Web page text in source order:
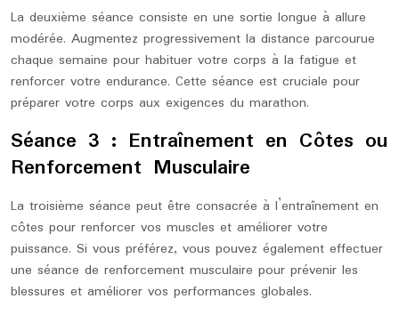
La deuxième séance consiste en une sortie longue à allure
modérée. Augmentez progressivement la distance parcourue
chaque semaine pour habituer votre corps à la fatigue et
renforcer votre endurance. Cette séance est cruciale pour
préparer votre corps aux exigences du marathon.
Séance 3 : Entraînement en Côtes ou
Renforcement Musculaire
La troisième séance peut être consacrée à l’entraînement en
côtes pour renforcer vos muscles et améliorer votre
puissance. Si vous préférez, vous pouvez également effectuer
une séance de renforcement musculaire pour prévenir les
blessures et améliorer vos performances globales.